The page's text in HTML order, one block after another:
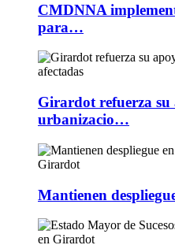
CMDNNA
para…
Girardot refuerza su
urbanizacio…
Mantienen